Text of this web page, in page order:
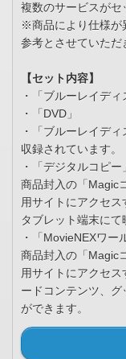
複数のサービスがセ
※商品により仕様が
参考とさせていただ
【セット内容】
・「ブルーレイディ
・「DVD」
・「ブルーレイデ
収録されています。
・「デジタルコピ
商品封入の「Magic
用サイトにアクセス
タブレット端末にて
・「MovieNEXワー
商品封入の「Magic
用サイトにアクセ
ードコンテンツ、
ができます。